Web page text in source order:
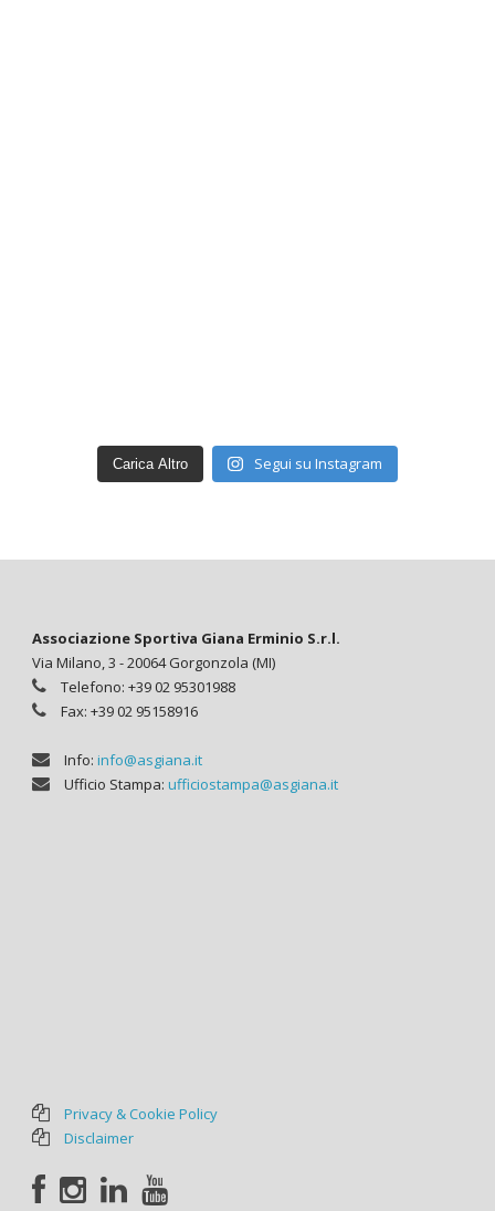
Carica Altro Segui su Instagram
Associazione Sportiva Giana Erminio S.r.l.
Via Milano, 3 - 20064 Gorgonzola (MI)
Telefono: +39 02 95301988
Fax: +39 02 95158916
Info: info@asgiana.it
Ufficio Stampa: ufficiostampa@asgiana.it
Privacy & Cookie Policy
Disclaimer